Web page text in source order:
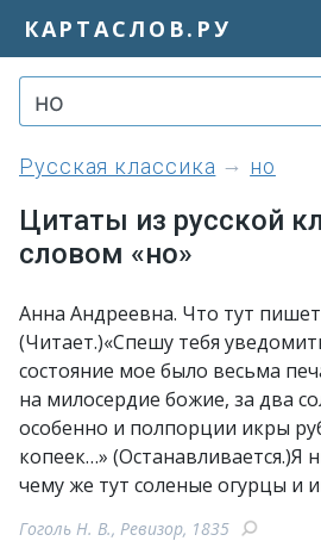
КАРТАСЛОВ.РУ
Русская классика но
Цитаты из русской
словом «но»
Анна Андреевна. Что тут
(Читает.)«Спешу тебя
состояние мое было весьма
на милосердие божие, за два
особенно и полпорции икры
копеек…» (Останавливается.)Я
чему же тут соленые огурцы и
Гоголь Н. В., Ревизор, 1835